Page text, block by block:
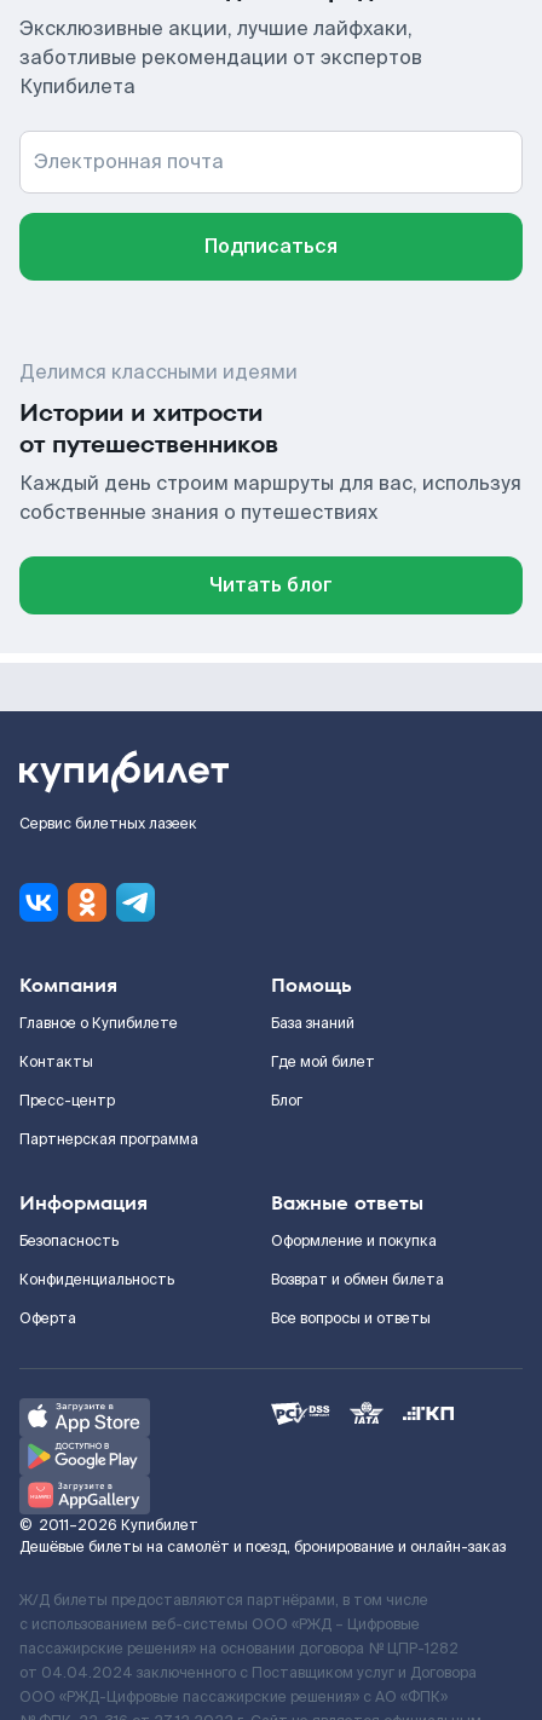
Эксклюзивные акции, лучшие лайфхаки,
заботливые рекомендации от экспертов
Купибилета
Электронная почта
Подписаться
Делимся классными идеями
Истории и хитрости
от путешественников
Каждый день строим маршруты для вас, используя
собственные знания о путешествиях
Читать блог
Сервис билетных лазеек
Компания
Главное о Купибилете
Контакты
Пресс-центр
Партнерская программа
Помощь
База знаний
Где мой билет
Блог
Информация
Безопасность
Конфиденциальность
Оферта
Важные ответы
Оформление и покупка
Возврат и обмен билета
Все вопросы и ответы
© 2011–2026 Купибилет
Дешёвые билеты на самолёт и поезд, бронирование и онлайн-заказ
Ж/Д билеты предоставляются партнёрами, в том числе
с использованием веб-системы ООО «РЖД – Цифровые
пассажирские решения» на основании договора № ЦПР-1282
от 04.04.2024 заключенного с Поставщиком услуг и Договора
ООО «РЖД-Цифровые пассажирские решения» c АО «ФПК»